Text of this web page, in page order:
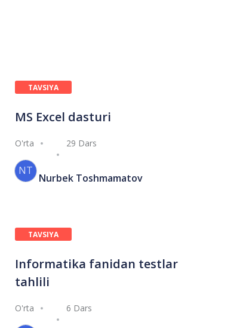
TAVSIYA
MS Excel dasturi
O'rta 29 Dars
NT
Nurbek Toshmamatov
TAVSIYA
Informatika fanidan testlar
tahlili
O'rta 6 Dars